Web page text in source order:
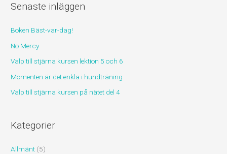
e
t
e
r
:
Senaste inläggen
Boken Bäst-var-dag!
No Mercy
Valp till stjärna kursen lektion 5 och 6
Momenten är det enkla i hundträning
Valp till stjärna kursen på nätet del 4
Kategorier
Allmänt (5)